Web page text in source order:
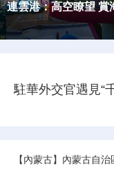
從“看展廳”到“談落
駐華外交官遇見“
【內蒙古】內蒙古自